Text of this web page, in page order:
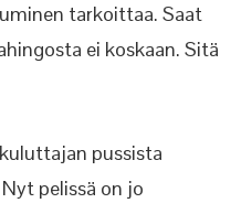
tarkoittaa. Saat
ei koskaan. Sitä
pussista
pelissä on jo